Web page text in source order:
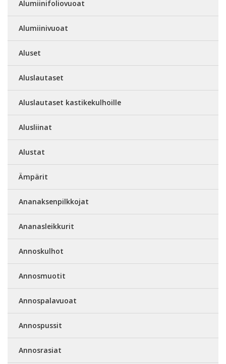
Alumiinifoliovuoat
Alumiinivuoat
Aluset
Aluslautaset
Aluslautaset kastikekulhoille
Alusliinat
Alustat
Ämpärit
Ananaksenpilkkojat
Ananasleikkurit
Annoskulhot
Annosmuotit
Annospalavuoat
Annospussit
Annosrasiat